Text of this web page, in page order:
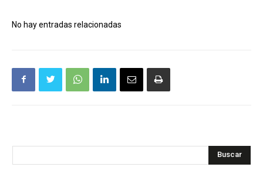
No hay entradas relacionadas
Buscar